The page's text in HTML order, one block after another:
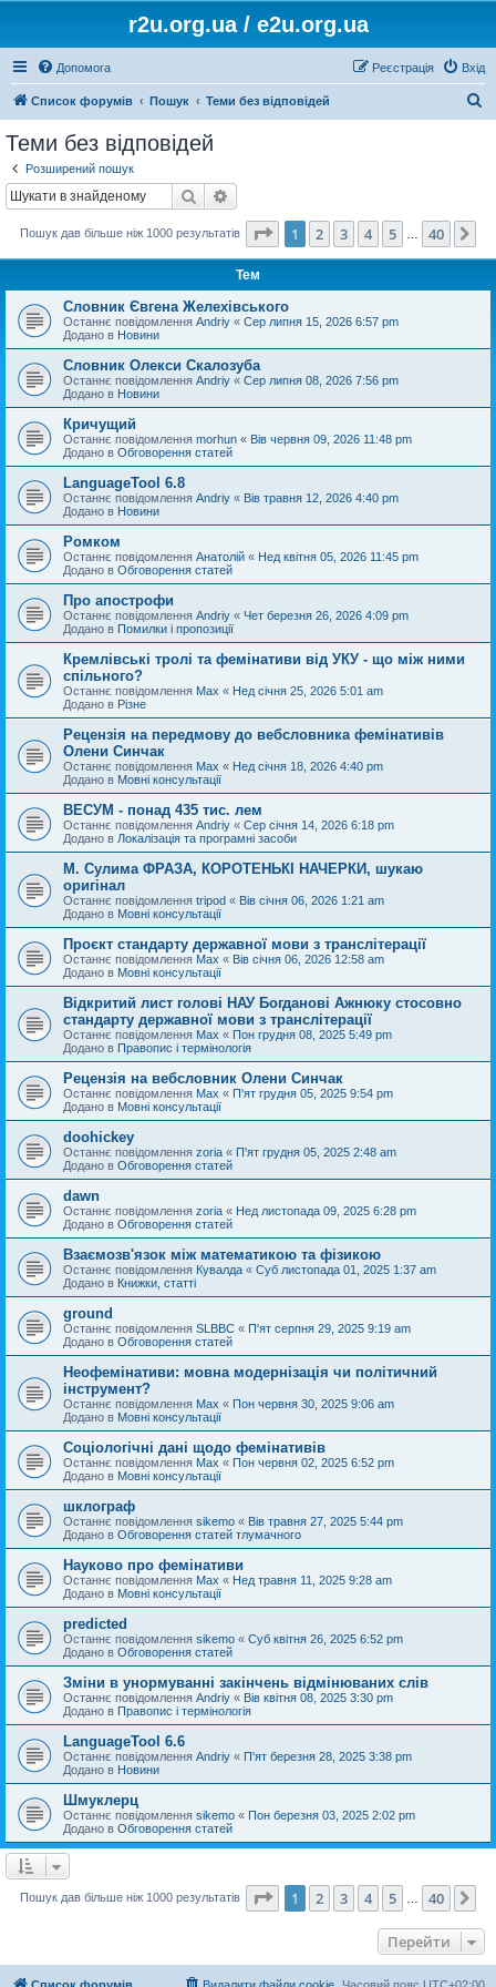
r2u.org.ua / e2u.org.ua
Допомога Вхід
Реєстрація
Список форумів Пошук Теми без відповідей
Теми без відповідей
Розширений пошук
Пошук
Пошук дав більше ніж 1000 результатів Сторінка 1 40
1 2 3 4 5 40
Тем
Словник Євгена Желехівського
Останнє повідомлення Andriy « Сер липня 15, 2026 6:57 pm
Додано в Новини
Словник Олекси Скалозуба
Останнє повідомлення Andriy « Сер липня 08, 2026 7:56 pm
Додано в Новини
Кричущий
Останнє повідомлення morhun « Вів червня 09, 2026 11:48 pm
Додано в Обговорення статей
LanguageTool 6.8
Останнє повідомлення Andriy « Вів травня 12, 2026 4:40 pm
Додано в Новини
Ромком
Останнє повідомлення Анатолій « Нед квітня 05, 2026 11:45 pm
Додано в Обговорення статей
Про апострофи
Останнє повідомлення Andriy « Чет березня 26, 2026 4:09 pm
Додано в Помилки і пропозиції
Кремлівські тролі та фемінативи від УКУ - що між ними
спільного?
Останнє повідомлення Max « Нед січня 25, 2026 5:01 am
Додано в Різне
Рецензія на передмову до вебсловника фемінативів
Олени Синчак
Останнє повідомлення Max « Нед січня 18, 2026 4:40 pm
Додано в Мовні консультації
ВЕСУМ - понад 435 тис. лем
Останнє повідомлення Andriy « Сер січня 14, 2026 6:18 pm
Додано в Локалізація та програмні засоби
М. Сулима ФРАЗА, КОРОТЕНЬКІ НАЧЕРКИ, шукаю
оригінал
Останнє повідомлення tripod « Вів січня 06, 2026 1:21 am
Додано в Мовні консультації
Проєкт стандарту державної мови з транслітерації
Останнє повідомлення Max « Вів січня 06, 2026 12:58 am
Додано в Мовні консультації
Відкритий лист голові НАУ Богданові Ажнюку стосовно
стандарту державної мови з транслітерації
Останнє повідомлення Max « Пон грудня 08, 2025 5:49 pm
Додано в Правопис і термінологія
Рецензія на вебсловник Олени Синчак
Останнє повідомлення Max « П'ят грудня 05, 2025 9:54 pm
Додано в Мовні консультації
doohickey
Останнє повідомлення zoria « П'ят грудня 05, 2025 2:48 am
Додано в Обговорення статей
dawn
Останнє повідомлення zoria « Нед листопада 09, 2025 6:28 pm
Додано в Обговорення статей
Взаємозв'язок між математикою та фізикою
Останнє повідомлення Кувалда « Суб листопада 01, 2025 1:37 am
Додано в Книжки, статті
ground
Останнє повідомлення SLBBC « П'ят серпня 29, 2025 9:19 am
Додано в Обговорення статей
Неофемінативи: мовна модернізація чи політичний
інструмент?
Останнє повідомлення Max « Пон червня 30, 2025 9:06 am
Додано в Мовні консультації
Соціологічні дані щодо фемінативів
Останнє повідомлення Max « Пон червня 02, 2025 6:52 pm
Додано в Мовні консультації
шклограф
Останнє повідомлення sikemo « Вів травня 27, 2025 5:44 pm
Додано в Обговорення статей тлумачного
Науково про фемінативи
Останнє повідомлення Max « Нед травня 11, 2025 9:28 am
Додано в Мовні консультації
predicted
Останнє повідомлення sikemo « Суб квітня 26, 2025 6:52 pm
Додано в Обговорення статей
Зміни в унормуванні закінчень відмінюваних слів
Останнє повідомлення Andriy « Вів квітня 08, 2025 3:30 pm
Додано в Правопис і термінологія
LanguageTool 6.6
Останнє повідомлення Andriy « П'ят березня 28, 2025 3:38 pm
Додано в Новини
Шмуклерц
Останнє повідомлення sikemo « Пон березня 03, 2025 2:02 pm
Додано в Обговорення статей
Пошук дав більше ніж 1000 результатів Сторінка 1 40
1 2 3 4 5 40
Перейти
Список форумів Часовий пояс UTC+02:00
Видалити файли cookie